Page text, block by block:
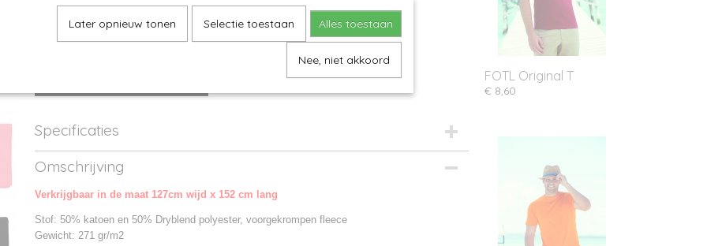
Specificaties
Productcode
Productcode leverancier
Omschrijving
Verkrijgbaar in de maat 127cm wijd x 152 cm lang
Stof: 50% katoen en 50% Dryblend polyester, voorgekrompen fleece
Gewicht: 271 gr/m2
FOTL Original T
€ 8,60
Later opnieuw tonen Selectie toestaan Alles toestaan
Nee, niet akkoord